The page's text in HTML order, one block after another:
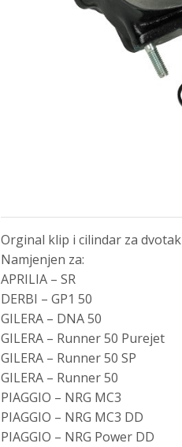
Orginal klip i cilindar za
Namjenjen za:
APRILIA – SR
DERBI – GP1 50
GILERA – DNA 50
GILERA – Runner 50 Purejet
GILERA – Runner 50 SP
GILERA – Runner 50
PIAGGIO – NRG MC3
PIAGGIO – NRG MC3 DD
PIAGGIO – NRG Power DD